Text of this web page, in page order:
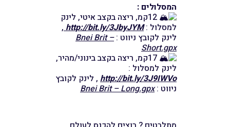
המסלולים :
12קמ, ריצה בקצב איטי, לינק
למסלול :http://bit.ly/3JbyJYM
,
לינק לקובץ ניווט :Bnei Brit –
Short.gpx
17קמ, ריצה בקצב בינוני/מהיר,
לינק למסלול :
http://bit.ly/3J9IWVo , לינק לקובץ
ניווט :Bnei Brit – Long.gpx